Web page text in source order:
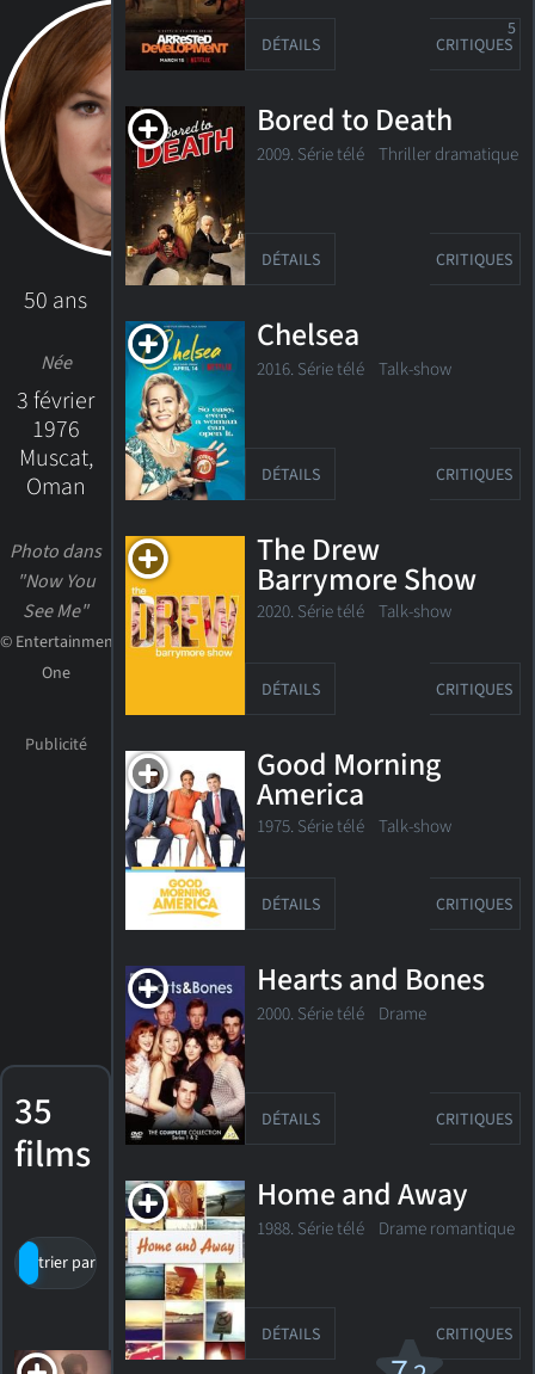
50 ans
Née
3 février
1976
Muscat,
Oman
Photo dans
"Now You
See Me"
© Entertainment
One
35
films
trier par titre par cote
Animaux
DÉTAILS CRITIQUES
5
Bored to Death
2009. Série télé Thriller dramatique
DÉTAILS CRITIQUES
Chelsea
2016. Série télé Talk-show
DÉTAILS CRITIQUES
The Drew
Barrymore Show
2020. Série télé Talk-show
DÉTAILS CRITIQUES
Good Morning
America
1975. Série télé Talk-show
DÉTAILS CRITIQUES
Hearts and Bones
2000. Série télé Drame
DÉTAILS CRITIQUES
Home and Away
1988. Série télé Drame romantique
DÉTAILS CRITIQUES